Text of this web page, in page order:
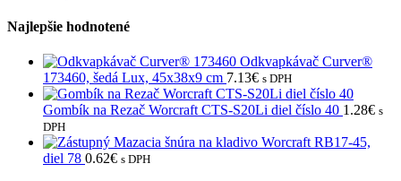
Najlepšie hodnotené
Odkvapkávač Curver®
173460, šedá Lux, 45x38x9 cm 7.13€ s DPH
Gombík na Rezač Worcraft CTS-S20Li diel číslo 40 1.28€ s
DPH
Mazacia šnúra na kladivo Worcraft RB17-45,
diel 78 0.62€ s DPH